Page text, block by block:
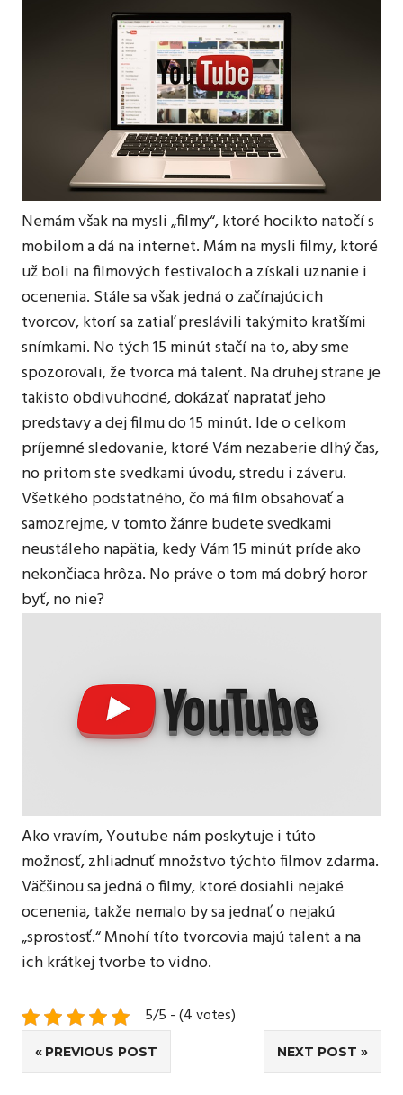
Nemám však na mysli „filmy“, ktoré hocikto natočí s
mobilom a dá na internet. Mám na mysli filmy, ktoré
už boli na filmových festivaloch a získali uznanie i
ocenenia. Stále sa však jedná o začínajúcich
tvorcov, ktorí sa zatiaľ preslávili takýmito kratšími
snímkami. No tých 15 minút stačí na to, aby sme
spozorovali, že tvorca má talent. Na druhej strane je
takisto obdivuhodné, dokázať napratať jeho
predstavy a dej filmu do 15 minút. Ide o celkom
príjemné sledovanie, ktoré Vám nezaberie dlhý čas,
no pritom ste svedkami úvodu, stredu i záveru.
Všetkého podstatného, čo má film obsahovať a
samozrejme, v tomto žánre budete svedkami
neustáleho napätia, kedy Vám 15 minút príde ako
nekončiaca hrôza. No práve o tom má dobrý horor
byť, no nie?
Ako vravím, Youtube nám poskytuje i túto
možnosť, zhliadnuť množstvo týchto filmov zdarma.
Väčšinou sa jedná o filmy, ktoré dosiahli nejaké
ocenenia, takže nemalo by sa jednať o nejakú
„sprostosť.“ Mnohí títo tvorcovia majú talent a na
ich krátkej tvorbe to vidno.
5/5 - (4 votes)
Navigace
PREVIOUS POST NEXT POST